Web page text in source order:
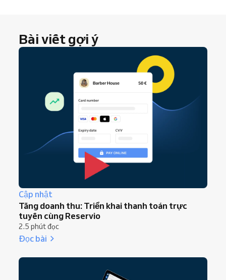
Bài viết gợi ý
Cập nhật
Tăng doanh thu: Triển khai thanh toán trực
tuyến cùng Reservio
2.5 phút đọc
Đọc bài